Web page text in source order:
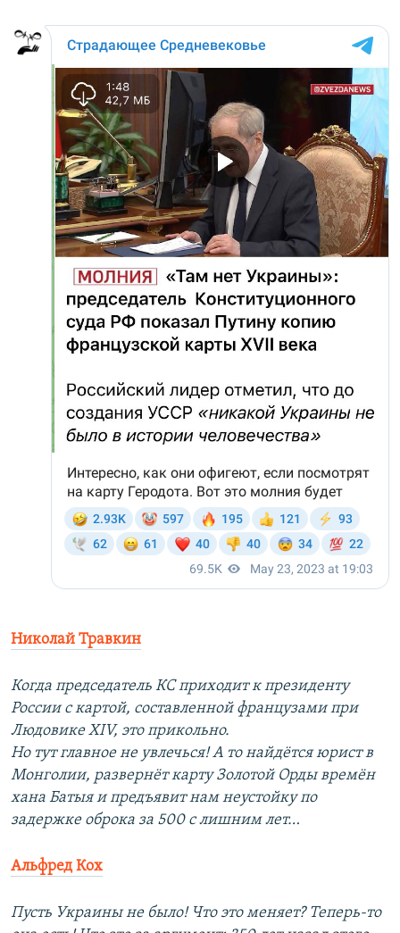
Николай Травкин
Когда председатель КС приходит к президенту
России с картой, составленной французами при
Людовике XIV, это прикольно.
Но тут главное не увлечься! А то найдётся юрист в
Монголии, развернёт карту Золотой Орды времён
хана Батыя и предъявит нам неустойку по
задержке оброка за 500 с лишним лет…
Альфред Кох
Пусть Украины не было! Что это меняет? Теперь-то